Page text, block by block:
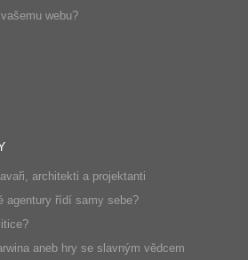
webu?
architekti a projektanti
agentury řídí samy sebe?
aneb hry se slavným vědcem